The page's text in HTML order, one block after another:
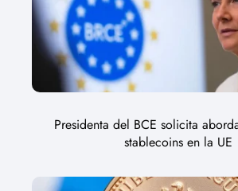
Presidenta del BCE solicita
stablecoins en la UE